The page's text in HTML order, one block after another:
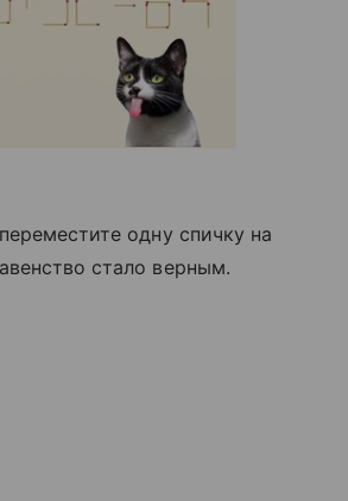
переместите одну спичку на
стало верным.